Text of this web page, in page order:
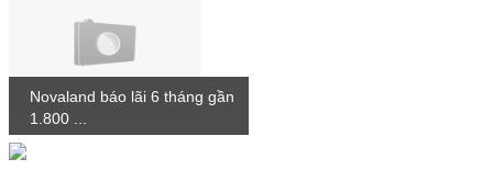
Novaland báo lãi 6 tháng gần
1.800 ...